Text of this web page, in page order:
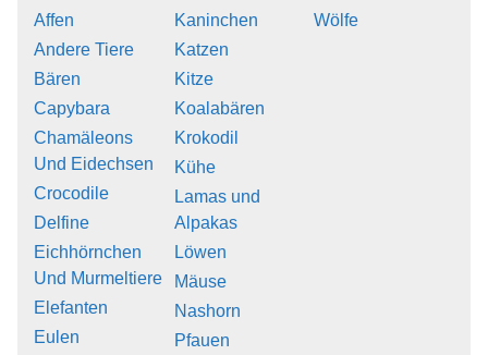
Affen
Andere Tiere
Bären
Capybara
Chamäleons
Und Eidechsen
Crocodile
Delfine
Eichhörnchen
Und Murmeltiere
Elefanten
Eulen
Kaninchen
Katzen
Kitze
Koalabären
Krokodil
Kühe
Lamas und
Alpakas
Löwen
Mäuse
Nashorn
Pfauen
Wölfe